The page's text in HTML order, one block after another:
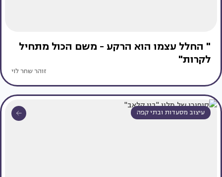
" החלל עצמו הוא הרקע - משם הכול מתחיל
לקרות"
זוהר שחר לוי
עיצוב מסעדות ובתי קפה